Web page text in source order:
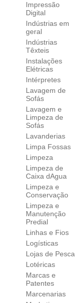
Impressão
Digital
Indústrias em
geral
Indústrias
Têxteis
Instalações
Elétricas
Intérpretes
Lavagem de
Sofás
Lavagem e
Limpeza de
Sofás
Lavanderias
Limpa Fossas
Limpeza
Limpeza de
Caixa dAgua
Limpeza e
Conservação
Limpeza e
Manutenção
Predial
Linhas e Fios
Logísticas
Lojas de Pesca
Lotéricas
Marcas e
Patentes
Marcenarias